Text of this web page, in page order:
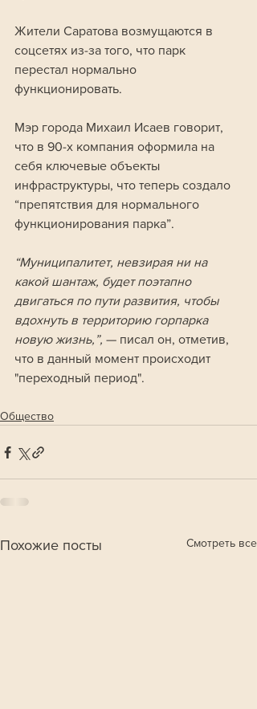
Жители Саратова возмущаются в
соцсетях из-за того, что парк
перестал нормально
функционировать.
Мэр города Михаил Исаев говорит,
что в 90-х компания оформила на
себя ключевые объекты
инфраструктуры, что теперь создало
“препятствия для нормального
функционирования парка”.
“Муниципалитет, невзирая ни на
какой шантаж, будет поэтапно
двигаться по пути развития, чтобы
вдохнуть в территорию горпарка
новую жизнь,”, — писал он, отметив,
что в данный момент происходит
"переходный период".
Общество
Похожие посты Смотреть все